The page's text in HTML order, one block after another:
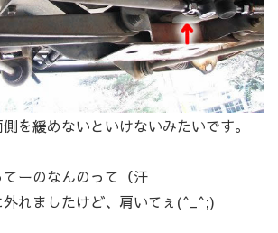
を緩めないといけないみたいです。
ーのなんのって（汗
れましたけど、肩いてぇ(^_^;)